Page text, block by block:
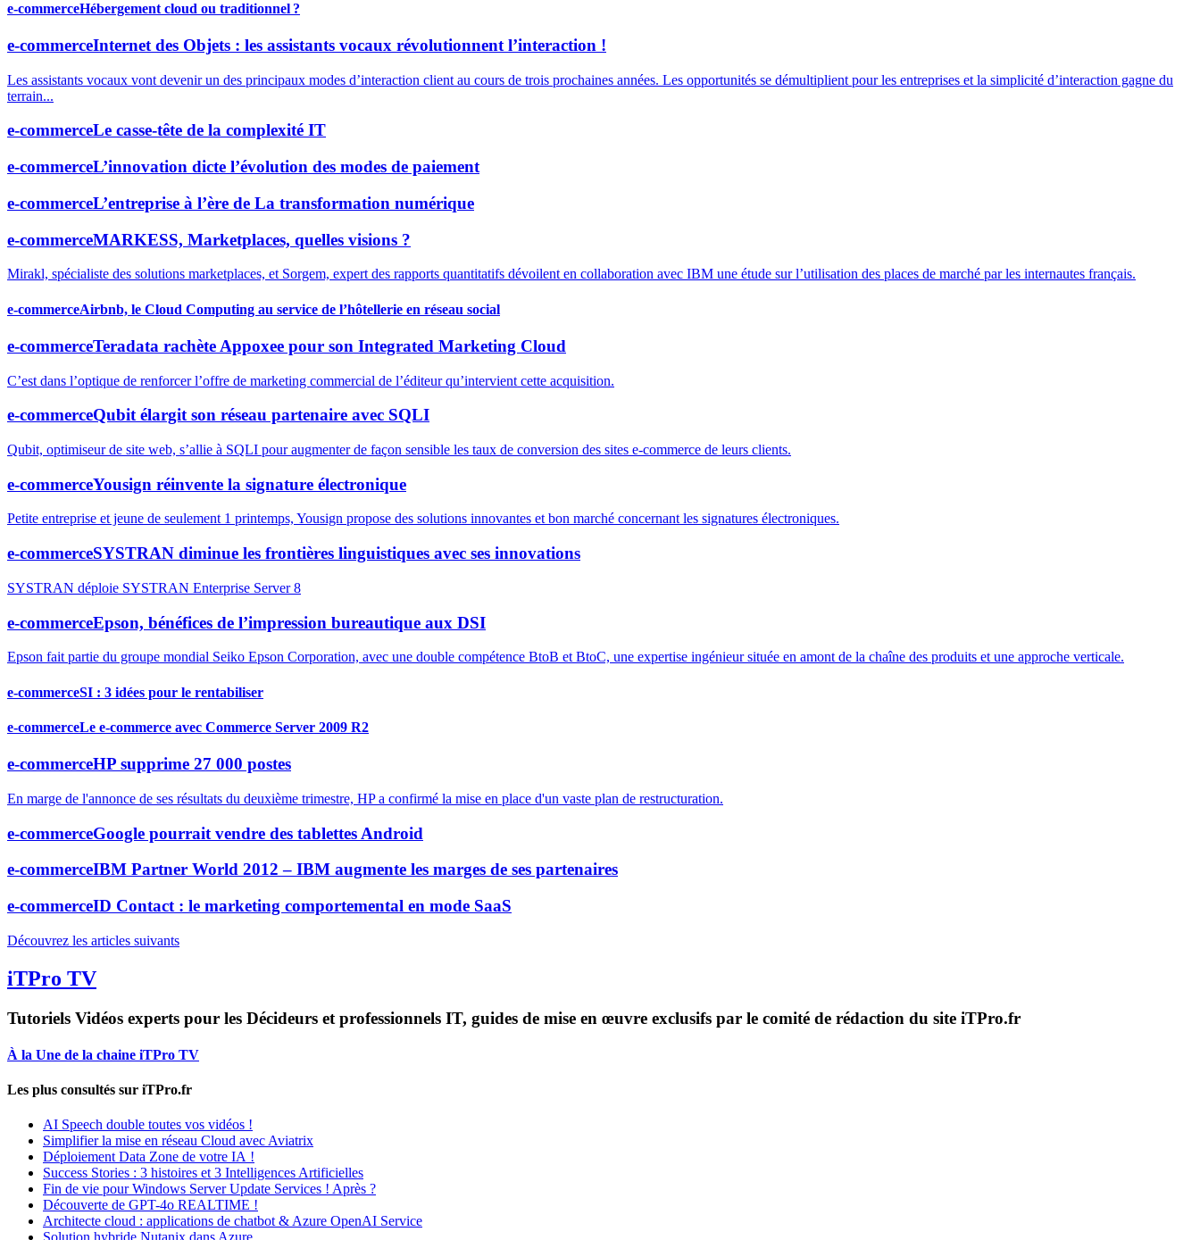
e-commerceHébergement cloud ou traditionnel ?
e-commerceInternet des Objets : les assistants vocaux révolutionnent l’interaction !
Les assistants vocaux vont devenir un des principaux modes d’interaction client au cours de trois prochaines années. Les opportunités se démultiplient pour les entreprises et la simplicité d’interaction gagne du
terrain...
e-commerceLe casse-tête de la complexité IT
e-commerceL’innovation dicte l’évolution des modes de paiement
e-commerceL’entreprise à l’ère de La transformation numérique
e-commerceMARKESS, Marketplaces, quelles visions ?
Mirakl, spécialiste des solutions marketplaces, et Sorgem, expert des rapports quantitatifs dévoilent en collaboration avec IBM une étude sur l’utilisation des places de marché par les internautes français.
e-commerceAirbnb, le Cloud Computing au service de l’hôtellerie en réseau social
e-commerceTeradata rachète Appoxee pour son Integrated Marketing Cloud
C’est dans l’optique de renforcer l’offre de marketing commercial de l’éditeur qu’intervient cette acquisition.
e-commerceQubit élargit son réseau partenaire avec SQLI
Qubit, optimiseur de site web, s’allie à SQLI pour augmenter de façon sensible les taux de conversion des sites e-commerce de leurs clients.
e-commerceYousign réinvente la signature électronique
Petite entreprise et jeune de seulement 1 printemps, Yousign propose des solutions innovantes et bon marché concernant les signatures électroniques.
e-commerceSYSTRAN diminue les frontières linguistiques avec ses innovations
SYSTRAN déploie SYSTRAN Enterprise Server 8
e-commerceEpson, bénéfices de l’impression bureautique aux DSI
Epson fait partie du groupe mondial Seiko Epson Corporation, avec une double compétence BtoB et BtoC, une expertise ingénieur située en amont de la chaîne des produits et une approche verticale.
e-commerceSI : 3 idées pour le rentabiliser
e-commerceLe e-commerce avec Commerce Server 2009 R2
e-commerceHP supprime 27 000 postes
En marge de l'annonce de ses résultats du deuxième trimestre, HP a confirmé la mise en place d'un vaste plan de restructuration.
e-commerceGoogle pourrait vendre des tablettes Android
e-commerceIBM Partner World 2012 – IBM augmente les marges de ses partenaires
e-commerceID Contact : le marketing comportemental en mode SaaS
Découvrez les articles suivants
iTPro TV
Tutoriels Vidéos experts pour les Décideurs et professionnels IT, guides de mise en œuvre exclusifs par le comité de rédaction du site iTPro.fr
À la Une de la chaine iTPro TV
Les plus consultés sur iTPro.fr
AI Speech double toutes vos vidéos !
Simplifier la mise en réseau Cloud avec Aviatrix
Déploiement Data Zone de votre IA !
Success Stories : 3 histoires et 3 Intelligences Artificielles
Fin de vie pour Windows Server Update Services ! Après ?
Découverte de GPT-4o REALTIME !
Architecte cloud : applications de chatbot & Azure OpenAI Service